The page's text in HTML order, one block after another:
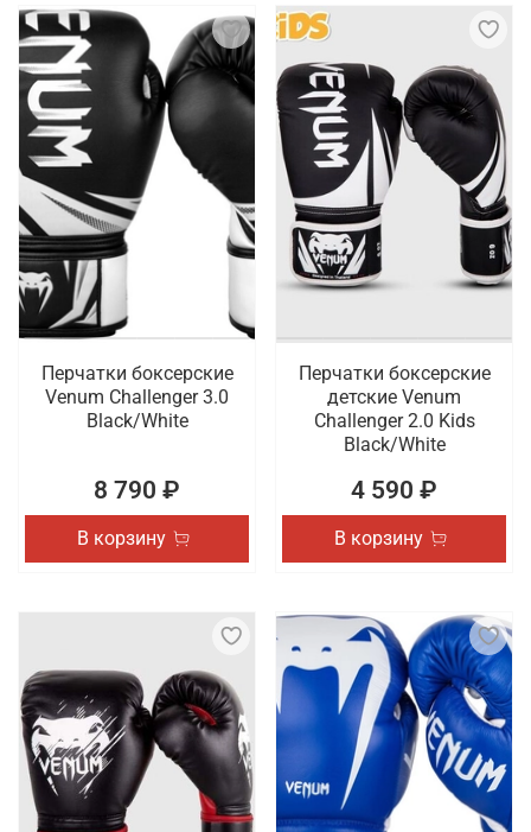
Перчатки боксерские
Venum Challenger 3.0
Black/White
8 790 ₽
В корзину
Перчатки боксерские
детские Venum
Challenger 2.0 Kids
Black/White
4 590 ₽
В корзину